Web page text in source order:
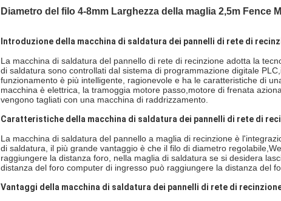
Diametro del filo 4-8mm Larghezza della maglia 2,5m Fence
Introduzione della macchina di saldatura dei pannelli di rete di
La macchina di saldatura del pannello di rete di recinzione adotta la
di saldatura sono controllati dal sistema di programmazione digitale
funzionamento è più intelligente, ragionevole e ha le caratteristiche di
macchina è elettrica, la tramoggia motore passo,motore di frenata
vengono tagliati con una macchina di raddrizzamento.
Caratteristiche della macchina di saldatura dei pannelli di rete di
La macchina di saldatura del pannello a maglia di recinzione è
di saldatura, il più grande vantaggio è che il filo di diametro
raggiungere la distanza foro, nella maglia di saldatura se si desidera
distanza del foro computer di ingresso può raggiungere la distanza del
Vantaggi della macchina di saldatura dei pannelli di rete di